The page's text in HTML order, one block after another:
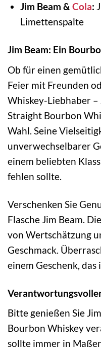
Jim Beam & Cola:
Limettenspalte
Jim Beam: Ein
Ob für einen
Feier mit Freunden
Whiskey-Liebhaber
Straight Bourbon
Wahl. Seine
unverwechselbarer
einem beliebten
fehlen sollte.
Verschenken Sie
Flasche Jim Beam.
von Wertschätzung
Geschmack.
einem Geschenk,
Bitte genießen Sie
Bourbon Whiskey
sollte immer in